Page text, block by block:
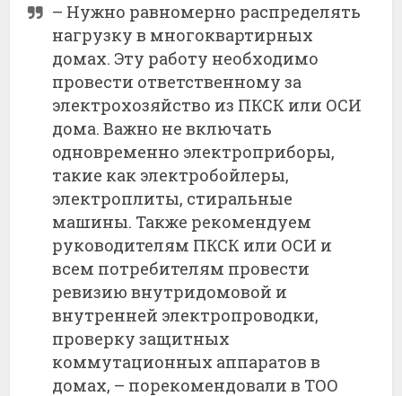
– Нужно равномерно распределять
нагрузку в многоквартирных
домах. Эту работу необходимо
провести ответственному за
электрохозяйство из ПКСК или ОСИ
дома. Важно не включать
одновременно электроприборы,
такие как электробойлеры,
электроплиты, стиральные
машины. Также рекомендуем
руководителям ПКСК или ОСИ и
всем потребителям провести
ревизию внутридомовой и
внутренней электропроводки,
проверку защитных
коммутационных аппаратов в
домах, – порекомендовали в ТОО